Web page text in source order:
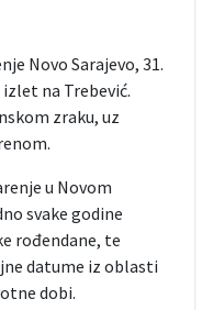
Novo Sarajevo, 31.
na Trebević.
zraku, uz
u Novom
svake godine
rođendane, te
datume iz oblasti
dobi.